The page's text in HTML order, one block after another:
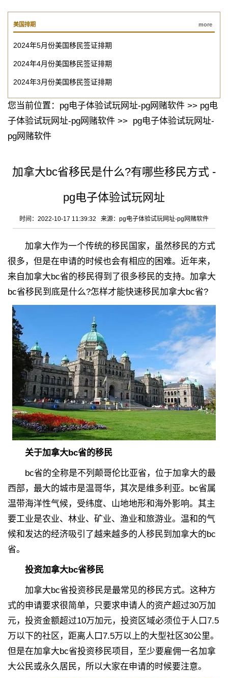
美国排期 more
2024年5月份美国移民签证排期
2024年4月份美国移民签证排期
2024年3月份美国移民签证排期
您当前位置： pg电子体验试玩网址-pg网赌软件 >> pg电
子体验试玩网址-pg网赌软件 >> pg电子体验试玩网址-
pg网赌软件
加拿大bc省移民是什么?有哪些移民方式 -
pg电子体验试玩网址
时间：2022-10-17 11:39:32 来源： pg电子体验试玩网址-pg网赌软件
加拿大作为一个传统的移民国家，虽然移民的方式
很多，但是在申请的时候也会有相应的困难。近年来，
来自加拿大bc省的移民得到了很多移民的支持。加拿大
bc省移民到底是什么?怎样才能快速移民加拿大bc省?
关于加拿大bc省的移民
bc省的全称是不列颠哥伦比亚省，位于加拿大的最
西部，最大的城市是温哥华，其次是维多利亚。bc省属
温带海洋性气候，受纬度、山地地形和海外影响。其主
要工业是农业、林业、矿业、渔业和旅游业。温和的气
候和发达的经济吸引了越来越多的人移民到加拿大的bc
省。
投资加拿大bc省移民
加拿大bc省投资移民是最常见的移民方式。这种方
式的申请要求很简单，只要求申请人的资产超过30万加
元，投资金额超过10万加元，投资区域必须位于人口7.5
万以下的社区，距离人口7.5万以上的大型社区30公里。
但是在加拿大bc省投资移民项目，至少要雇佣一名加拿
大公民或永久居民，所以大家在申请的时候要注意。